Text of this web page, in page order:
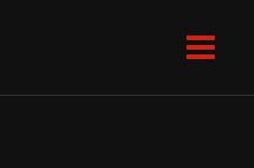
Menu